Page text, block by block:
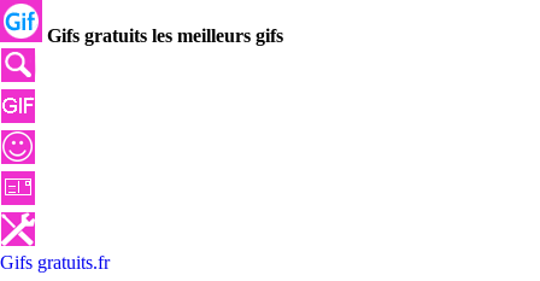
Gifs gratuits les meilleurs gifs
Gifs gratuits.fr